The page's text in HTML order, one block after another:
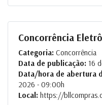
Concorrência
Categoria: Concorrência
Data de publicação: 16
Data/hora de abertura
2026 - 09:00h
Local: https://